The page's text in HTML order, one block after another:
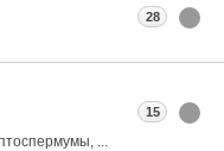
28
...
15